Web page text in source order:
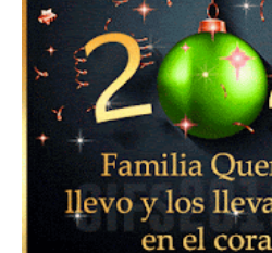
▷ Imágenes 2026 PNG sin
3D 【DESCARGAR GRATIS】 ⬇️